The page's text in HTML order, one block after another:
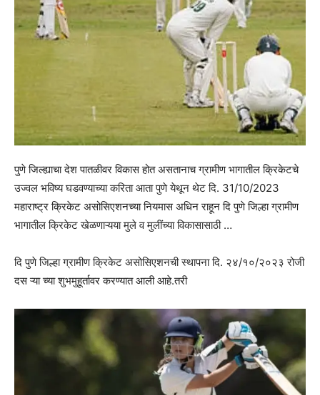
पुणे जिल्ह्याचा देश पातळीवर विकास होत असतानाच ग्रामीण भागातील क्रिकेटचे
उज्वल भविष्य घडवण्याच्या करिता आता पुणे येथून थेट दि. 31/10/2023
महाराष्ट्र क्रिकेट असोसिएशनच्या नियमास अधिन राहून दि पुणे जिल्हा ग्रामीण
भागातील क्रिकेट खेळणाऱ्यया मुले व मुलींच्या विकासासाठी …
दि पुणे जिल्हा ग्रामीण क्रिकेट असोसिएशनची स्थापना दि. २४/१०/२०२३ रोजी
दस ऱ्या च्या शुभमुहूर्तावर करण्यात आली आहे.तरी